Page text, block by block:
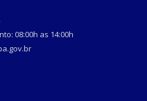
08:00h as 14:00h